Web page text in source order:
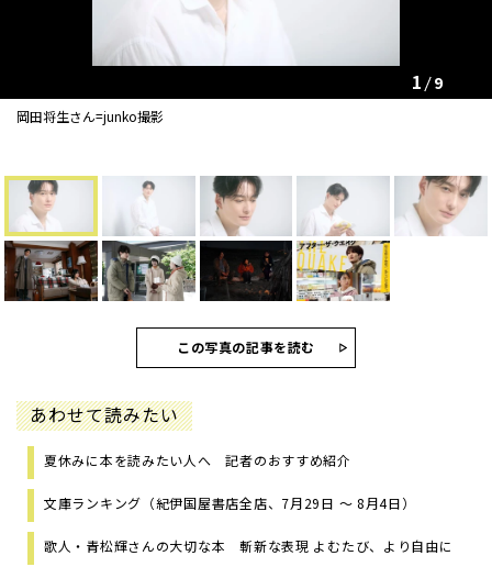
岡田将生さん=junko撮影
1 9
この写真の記事を読む
あわせて読みたい
夏休みに本を読みたい人へ 記者のおすすめ紹介
文庫ランキング（紀伊国屋書店全店、7月29日 ～ 8月4日）
歌人・青松輝さんの大切な本 斬新な表現 よむたび、より自由に